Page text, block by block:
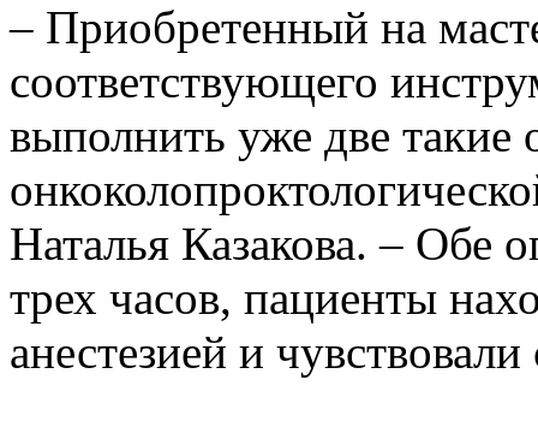
– Приобретенный на
соответствующего
выполнить уже две такие
Наталья Казакова. – Обе
трех часов, пациенты
анестезией и